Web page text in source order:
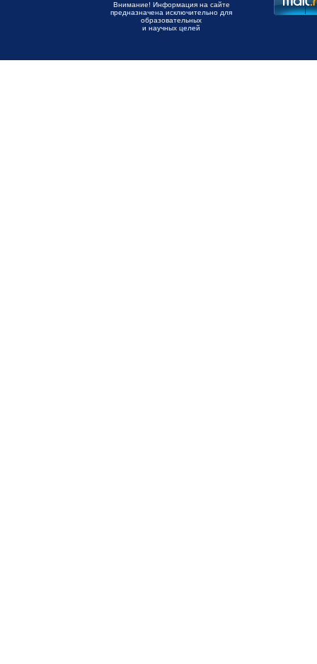
Внимание! Информация на сайте
предназначена исключительно для
образовательных
и научных целей